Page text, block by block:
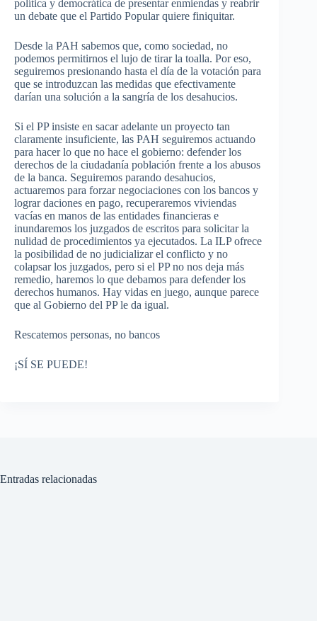
política y democrática de presentar enmiendas y reabrir
un debate que el Partido Popular quiere finiquitar.
Desde la PAH sabemos que, como sociedad, no
podemos permitirnos el lujo de tirar la toalla. Por eso,
seguiremos presionando hasta el día de la votación para
que se introduzcan las medidas que efectivamente
darían una solución a la sangría de los desahucios.
Si el PP insiste en sacar adelante un proyecto tan
claramente insuficiente, las PAH seguiremos actuando
para hacer lo que no hace el gobierno: defender los
derechos de la ciudadanía población frente a los abusos
de la banca. Seguiremos parando desahucios,
actuaremos para forzar negociaciones con los bancos y
lograr daciones en pago, recuperaremos viviendas
vacías en manos de las entidades financieras e
inundaremos los juzgados de escritos para solicitar la
nulidad de procedimientos ya ejecutados. La ILP ofrece
la posibilidad de no judicializar el conflicto y no
colapsar los juzgados, pero si el PP no nos deja más
remedio, haremos lo que debamos para defender los
derechos humanos. Hay vidas en juego, aunque parece
que al Gobierno del PP le da igual.
Rescatemos personas, no bancos
¡SÍ SE PUEDE!
Entradas relacionadas